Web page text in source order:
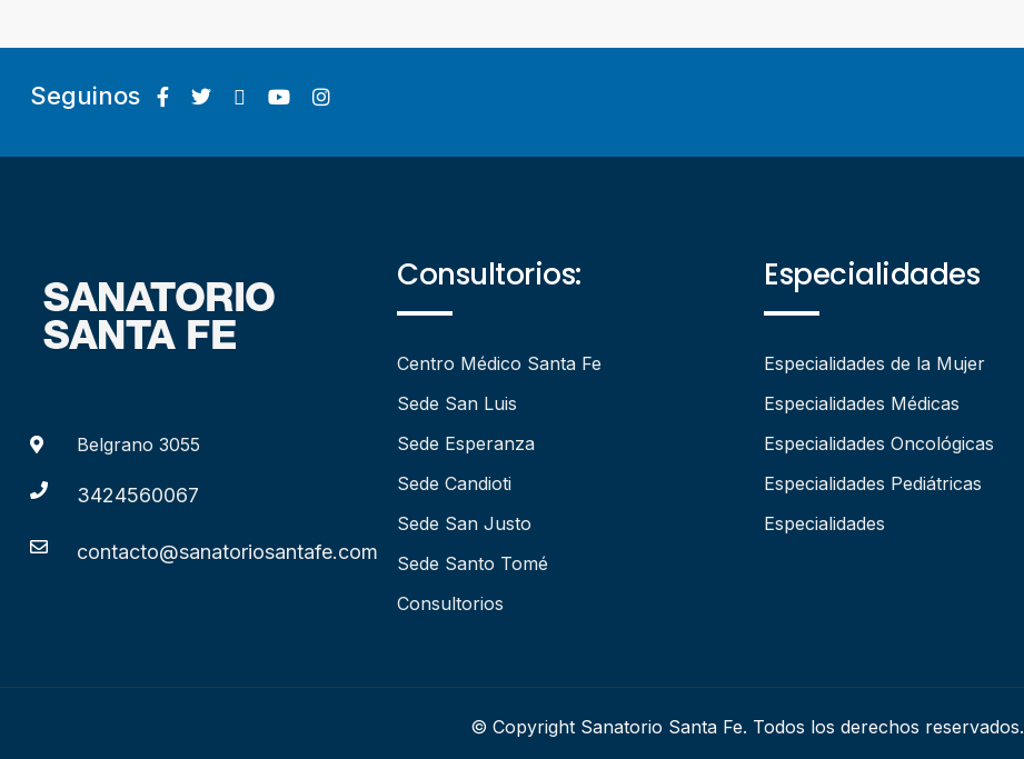
Seguinos
Belgrano 3055
3424560067
contacto@sanatoriosantafe.com
Consultorios:
Centro Médico Santa Fe
Sede San Luis
Sede Esperanza
Sede Candioti
Sede San Justo
Sede Santo Tomé
Consultorios
Especialidades
Especialidades de la Mujer
Especialidades Médicas
Especialidades Oncológicas
Especialidades Pediátricas
Especialidades
© Copyright Sanatorio Santa Fe. Todos los derechos reservados.